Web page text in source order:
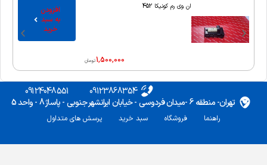
ان وی رم کونیکا 452
1,500,000تومان
افزودن
به سبد
خرید
تهران- منطقه 6 -میدان فردوسی - خیابان ایرانشهر جنوبی - پاساژ 8 - واحد 5
09123868354
09124048551
راهنما فروشگاه سبد خرید پرسش های متداول